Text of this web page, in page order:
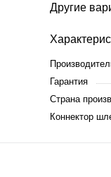
Другие
Гарантия
Страна
Коннектор